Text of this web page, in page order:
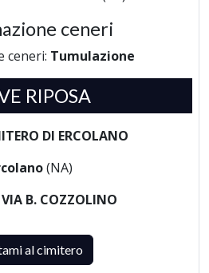
ceneri
ceneri: Tumulazione
RIPOSA
DI ERCOLANO
(NA)
VIA B. COZZOLINO
al cimitero